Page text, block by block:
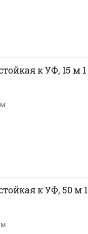
к УФ, 15 м 1
к УФ, 50 м 1
м